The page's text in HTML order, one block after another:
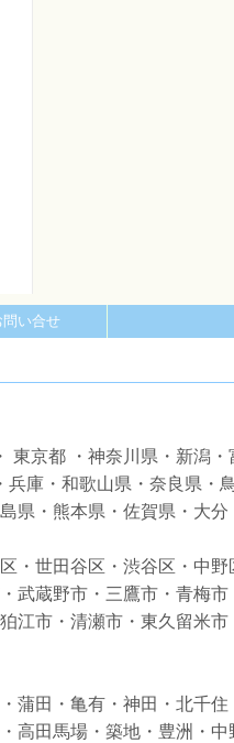
問い合せ
東京都 ・神奈川県・新潟・
庫・和歌山県・奈良県・
県・熊本県・佐賀県・大分
・世田谷区・渋谷区・中野
武蔵野市・三鷹市・青梅市
江市・清瀬市・東久留米市
蒲田・亀有・神田・北千住
高田馬場・築地・豊洲・中